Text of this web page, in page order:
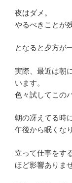
夜はダメ。
やるべきことが
となると夕方が
実際、最近は朝
います。
色々試してこの
朝の冴えてる時
午後から眠くな
立って仕事をす
ほど影響ありま